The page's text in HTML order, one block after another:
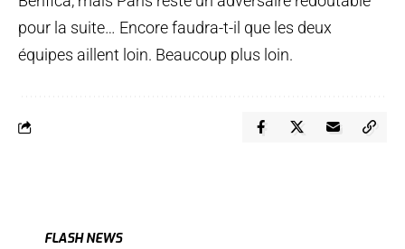
pour la suite… Encore faudra-t-il que les deux
équipes aillent loin. Beaucoup plus loin.
FLASH NEWS